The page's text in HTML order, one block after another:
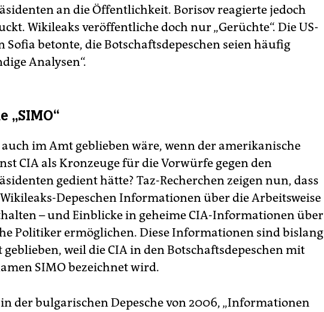
an die Öffentlichkeit. Borisov reagierte jedoch
Wikileaks veröffentliche doch nur „Gerüchte“. Die US-
Sofia betonte, die Botschaftsdepeschen seien häufig
Analysen“.
„SIMO“
auch im Amt geblieben wäre, wenn der amerikanische
CIA als Kronzeuge für die Vorwürfe gegen den
gedient hätte? Taz-Recherchen zeigen nun, dass
Depeschen Informationen über die Arbeitsweise
– und Einblicke in geheime CIA-Informationen über
Politiker ermöglichen. Diese Informationen sind bislang
weil die CIA in den Botschaftsdepeschen mit
SIMO bezeichnet wird.
in der bulgarischen Depesche von 2006, „Informationen